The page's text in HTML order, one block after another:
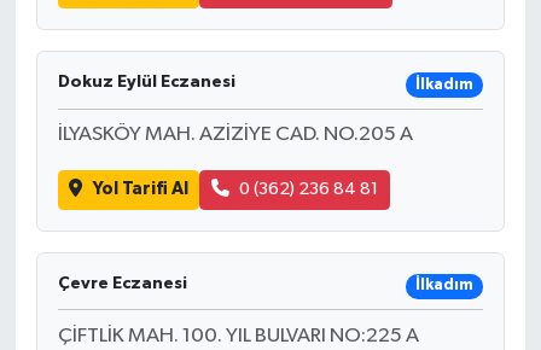
Dokuz Eylül Eczanesi İlkadım
İLYASKÖY MAH. AZİZİYE CAD. NO.205 A
Yol Tarifi Al 0 (362) 236 84 81
Çevre Eczanesi İlkadım
ÇİFTLİK MAH. 100. YIL BULVARI NO:225 A